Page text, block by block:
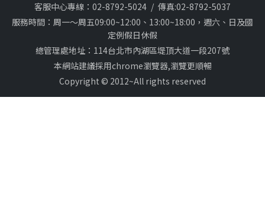
客服中心專線：02-8792-5024 / 傳真:02-8792-5037
服務時間：周一～周五09:00~12:00、13:00~18:00，週六、日及國
定例假日休假
總管理處地址：114台北市內湖區堤頂大道一段207號
本網站建議採用chrome瀏覽器,瀏覽更順暢
Copyright © 2012~All rights reserved